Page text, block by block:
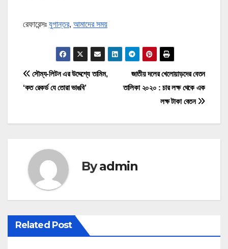
রেফারেন্সঃ যুগান্তর, আমাদের সময়
P
s
n
a
v
i
জাতীয় দলের খেলোয়াড়দের বেতন
তালিকা ২০২০ : চার লক্ষ থেকে এক
লক্ষ টাকা বেতন
সৌম্য-লিটন এর উদ্দেশ্যে তামিম,
‘কত রেকর্ড যে তোরা ভাঙবি’
Byadmin
Related Post